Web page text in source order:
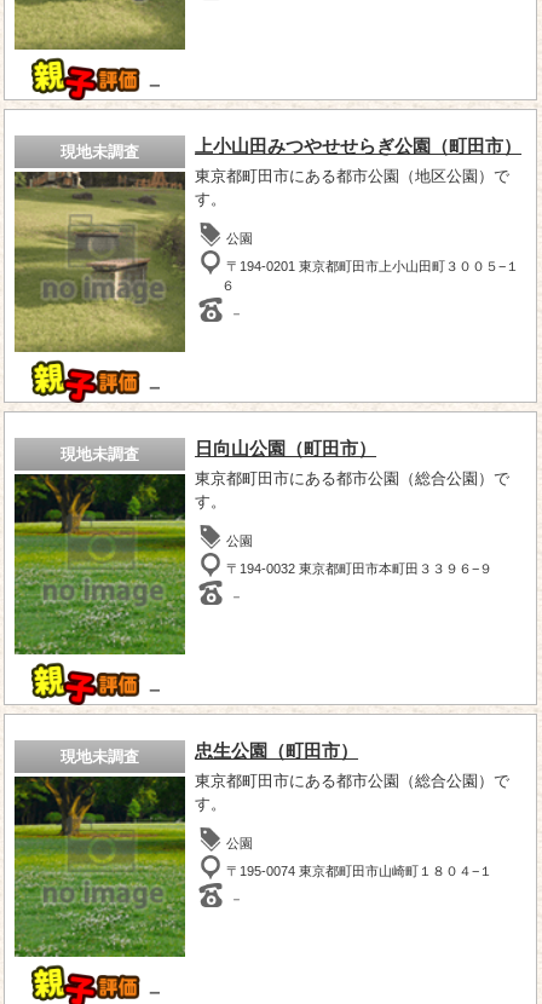
－
現地未調査
－
上小山田みつやせせらぎ公園（町田市）
東京都町田市にある都市公園（地区公園）で
す。
公園
〒194-0201 東京都町田市上小山田町３００５−１
６
－
現地未調査
－
日向山公園（町田市）
東京都町田市にある都市公園（総合公園）で
す。
公園
〒194-0032 東京都町田市本町田３３９６−９
－
現地未調査
－
忠生公園（町田市）
東京都町田市にある都市公園（総合公園）で
す。
公園
〒195-0074 東京都町田市山崎町１８０４−１
－